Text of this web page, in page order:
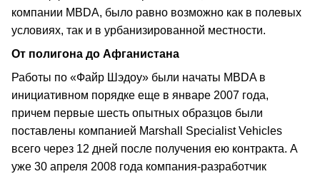
компании MBDA, было равно возможно как в полевых
условиях, так и в урбанизированной местности.
От полигона до Афганистана
Работы по «Файр Шэдоу» были начаты MBDA в
инициативном порядке еще в январе 2007 года,
причем первые шесть опытных образцов были
поставлены компанией Marshall Specialist Vehicles
всего через 12 дней после получения ею контракта. А
уже 30 апреля 2008 года компания-разработчик